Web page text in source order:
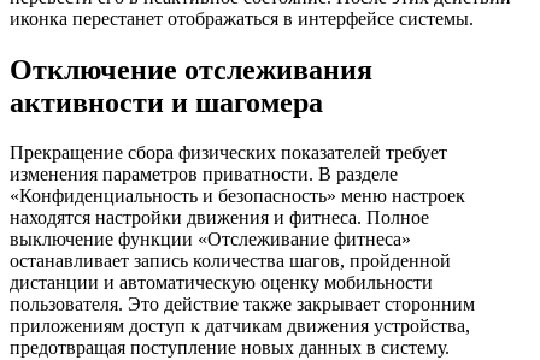
иконка перестанет отображаться в интерфейсе системы.
Отключение отслеживания
активности и шагомера
Прекращение сбора физических показателей требует
изменения параметров приватности. В разделе
«Конфиденциальность и безопасность» меню настроек
находятся настройки движения и фитнеса. Полное
выключение функции «Отслеживание фитнеса»
останавливает запись количества шагов, пройденной
дистанции и автоматическую оценку мобильности
пользователя. Это действие также закрывает сторонним
приложениям доступ к датчикам движения устройства,
предотвращая поступление новых данных в систему.